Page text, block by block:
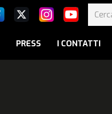
PRESS I CONTATTI